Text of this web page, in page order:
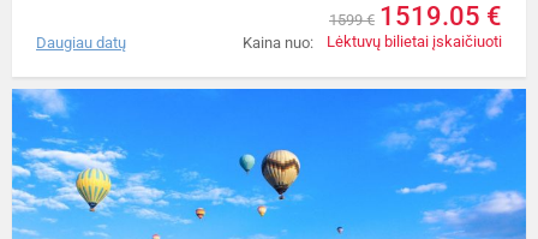
Kaina nuo:
1599 € 1519.05 €
Lėktuvų bilietai įskaičiuoti
Daugiau datų